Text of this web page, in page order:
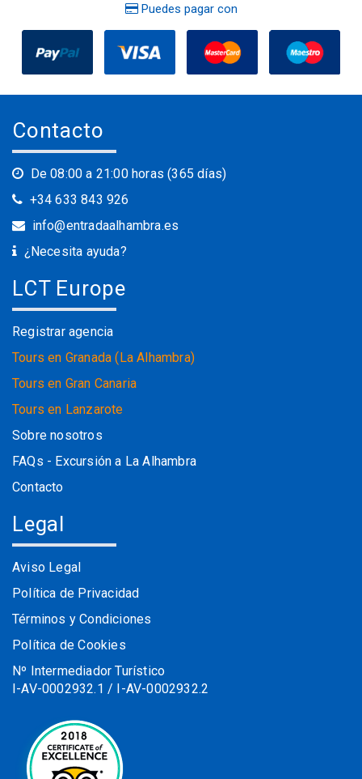
Puedes pagar con
Contacto
De 08:00 a 21:00 horas (365 días)
+34 633 843 926
info@entradaalhambra.es
¿Necesita ayuda?
LCT Europe
Registrar agencia
Tours en Granada (La Alhambra)
Tours en Gran Canaria
Tours en Lanzarote
Sobre nosotros
FAQs - Excursión a La Alhambra
Contacto
Legal
Aviso Legal
Política de Privacidad
Términos y Condiciones
Política de Cookies
Nº Intermediador Turístico
I-AV-0002932.1 / I-AV-0002932.2